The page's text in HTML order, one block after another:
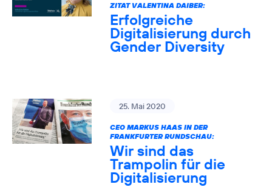
ZITAT VALENTINA DAIBER:
Erfolgreiche
Digitalisierung durch
Gender Diversity
25. Mai 2020
CEO MARKUS HAAS IN DER
FRANKFURTER RUNDSCHAU:
Wir sind das
Trampolin für die
Digitalisierung